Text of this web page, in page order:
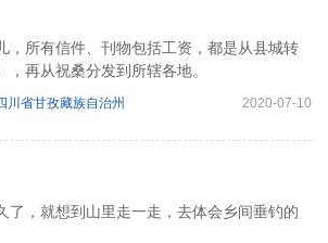
所有信件、刊物包括工资，都是从县城转
再从祝桑分发到所辖各地。
川省甘孜藏族自治州 2020-07-10
，就想到山里走一走，去体会乡间垂钓的